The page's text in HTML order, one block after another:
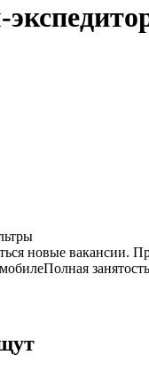
новые вакансии.
Полная занятость